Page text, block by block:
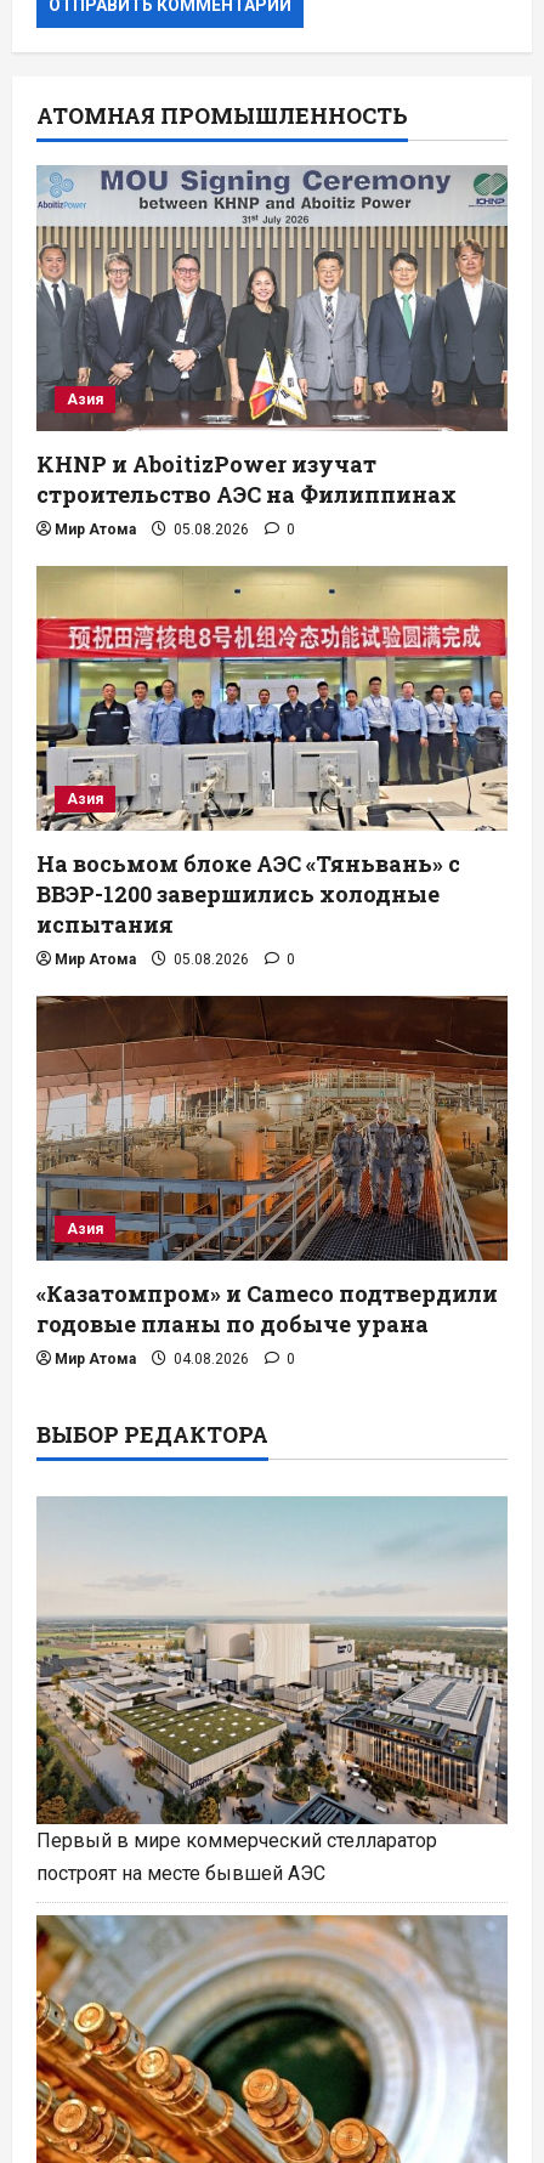
АТОМНАЯ ПРОМЫШЛЕННОСТЬ
Азия
KHNP и AboitizPower изучат
строительство АЭС на Филиппинах
Мир Атома 05.08.2026 0
Азия
На восьмом блоке АЭС «Тяньвань» с
ВВЭР-1200 завершились холодные
испытания
Мир Атома 05.08.2026 0
Азия
«Казатомпром» и Cameco подтвердили
годовые планы по добыче урана
Мир Атома 04.08.2026 0
ВЫБОР РЕДАКТОРА
Первый в мире коммерческий стелларатор
построят на месте бывшей АЭС